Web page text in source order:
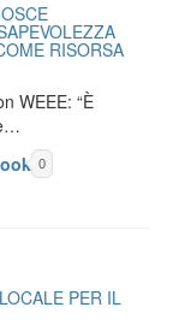
RISORSA
WEEE: “È
0
PER IL